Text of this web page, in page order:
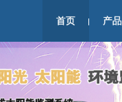
首页 产品